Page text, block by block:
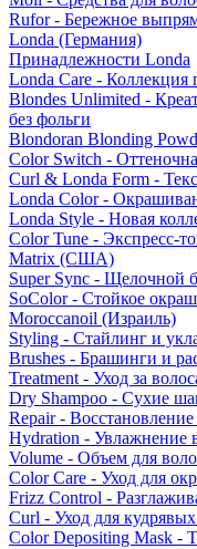
Rufor - Бережное
Londa (Германия)
Принадлежности Londa
Londa Care - Коллекция
Blondes Unlimited -
без фольги
Blondoran Blonding
Color Switch -
Curl & Londa Form -
Londa Color -
Londa Style - Новая
Color Tune - Экспресс-
Matrix (США)
Super Sync - Щелочной
SoColor - Стойкое
Moroccanoil (Израиль)
Styling - Стайлинг и
Brushes - Брашинги и
Treatment - Уход за
Dry Shampoo - Сухие
Repair - Восстановление
Hydration - Увлажнение
Volume - Объем для
Color Care - Уход для
Frizz Control -
Curl - Уход для
Color Depositing Mask -